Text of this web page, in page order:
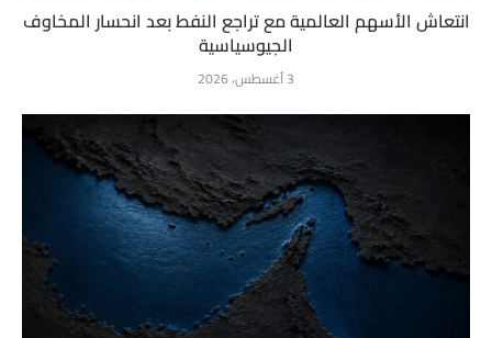
انتعاش الأسهم العالمية مع تراجع النفط بعد انحسار المخاوف
الجيوسياسية
3 أغسطس، 2026